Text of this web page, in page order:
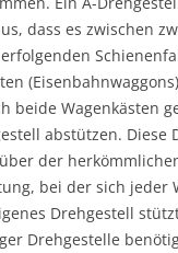
dass es zwischen
beide Wagenkästen
abstützen. Diese
der
bei der sich jeder
Drehgestell
Drehgestelle